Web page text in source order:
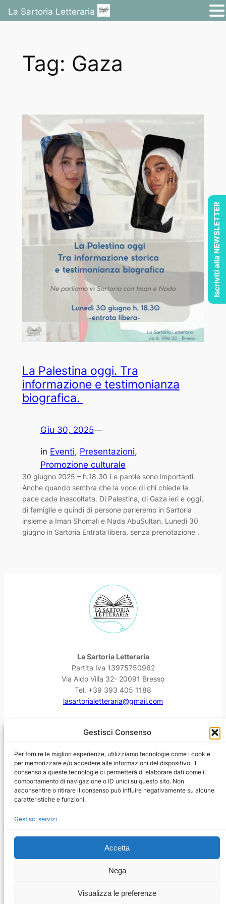
Gestisci Consenso
Per fornire le migliori esperienze, utilizziamo tecnologie come i cookie
per memorizzare e/o accedere alle informazioni del dispositivo. Il
consenso a queste tecnologie ci permetterà di elaborare dati come il
comportamento di navigazione o ID unici su questo sito. Non
acconsentire o ritirare il consenso può influire negativamente su alcune
caratteristiche e funzioni.
Gestisci servizi
Accetta
Nega
Visualizza le preferenze
contenuto
Tag: Gaza
La Palestina oggi. Tra
informazione e testimonianza
biografica.
Giu 30, 2025—
in Eventi, Presentazioni
Promozione culturale
30 giugno 2025 – h.18.30 Le parole sono importanti.
Anche quando sembra che la voce di chi chiede la
pace cada inascoltata. Di Palestina, di Gaza ieri e oggi,
di famiglie e quindi di persone parleremo in Sartoria
insieme a Iman Shomali e Nada AbuSultan. Lunedì 30
giugno in Sartoria Entrata libera, senza prenotazione .
La Sartoria Letteraria
Partita Iva 13975750962
Via Aldo Villa 32- 20091 Bresso
Tel. +39 393 405 1188
lasartorialetteraria@gmail.com
Facebook
Instagram
YouTube
Threads
La Sartoria Letteraria
Iscriviti alla NEWSLETTER